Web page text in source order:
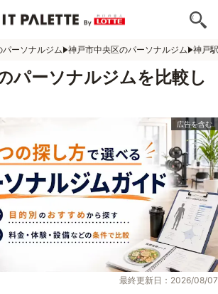
パーソナルジム 神戸市中央区のパーソナルジム 神戸
パーソナルジムを比較し
最終更新日：2026/08/07